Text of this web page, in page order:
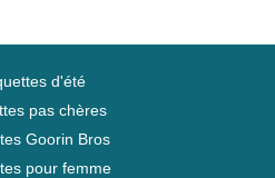
d'été
pas chères
Goorin Bros
pour femme